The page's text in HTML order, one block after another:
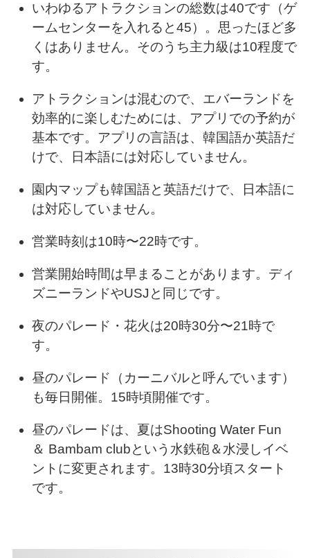
いわゆるアトラクションの総数は40です（ゲ
ームセンターを入れると45）。思ったほど多
くはありません。そのうち主力級は10程度で
す。
アトラクションは混むので、エバーランドを
効率的に楽しむためには、アプリでの予約が
基本です。アプリの言語は、韓国語か英語だ
けで、日本語には対応していません。
園内マップも韓国語と英語だけで、日本語に
は対応していません。
営業時刻は10時〜22時です。
営業開始時間は早まることがあります。ディ
ズニーランドやUSJと同じです。
夜のパレード・花火は20時30分〜21時で
す。
昼のパレード（カーニバルと呼んでいます）
も毎日開催。15時頃開催です。
昼のパレードは、夏はShooting Water Fun
＆ Bambam clubという水鉄砲＆水浸しイベ
ントに変更されます。13時30分頃スタート
です。